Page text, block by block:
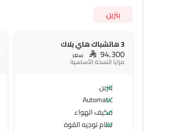
بنزين
3 هاتشباك هاي بلاك
SAR 94,300 سعر
مزايا النسخة الأساسية
بنزين
Automatic
مكيف الهواء
نظام توجيه القوة